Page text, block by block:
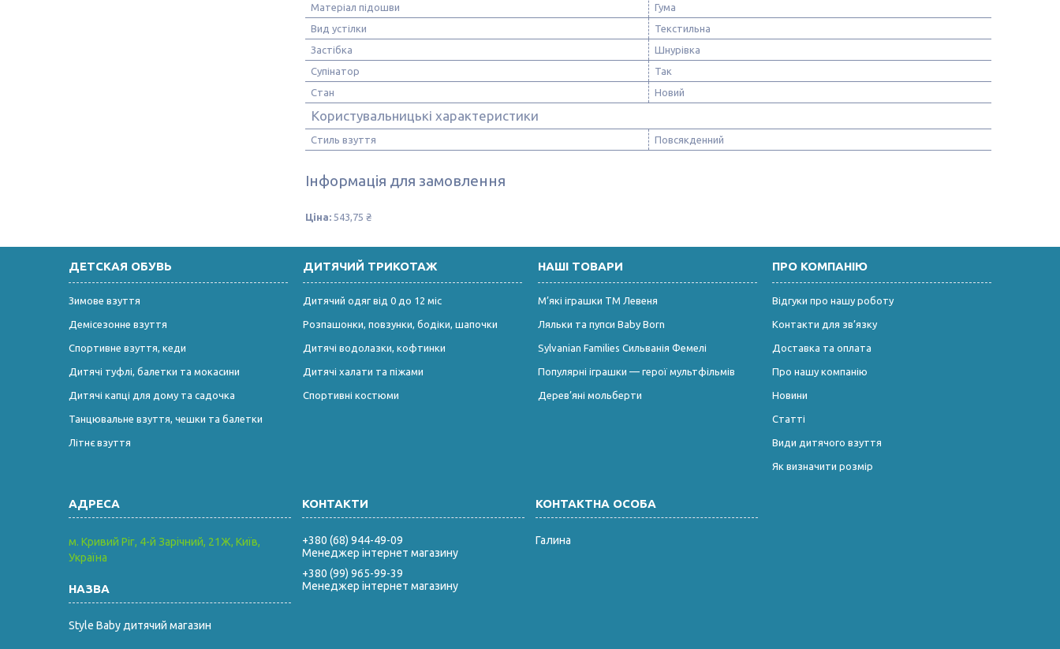
Матеріал підошви
Гума
Вид устілки
Текстильна
Застібка
Шнурівка
Супінатор
Так
Стан
Новий
Користувальницькі характеристики
Стиль взуття Повсякденний
Інформація для замовлення
Ціна: 543,75 ₴
ДЕТСКАЯ ОБУВЬ
Зимове взуття
Демісезонне взуття
Спортивне взуття, кеди
Дитячі туфлі, балетки та мокасини
Дитячі капці для дому та садочка
Танцювальне взуття, чешки та балетки
Літнє взуття
ДИТЯЧИЙ ТРИКОТАЖ
Дитячий одяг від 0 до 12 міс
Розпашонки, повзунки, бодіки, шапочки
Дитячі водолазки, кофтинки
Дитячі халати та піжами
Спортивні костюми
НАШІ ТОВАРИ
М’які іграшки ТМ Левеня
Ляльки та пупси Baby Born
Sylvanian Families Сильванія Фемелі
Популярні іграшки — герої мультфільмів
Дерев’яні мольберти
ПРО КОМПАНІЮ
Відгуки про нашу роботу
Контакти для зв’язку
Доставка та оплата
Про нашу компанію
Новини
Статті
Види дитячого взуття
Як визначити розмір
м. Кривий Ріг, 4-й Зарічний, 21Ж, Київ,
Україна
Style Baby дитячий магазин
+380 (68) 944-49-09
Менеджер інтернет магазину
+380 (99) 965-99-39
Менеджер інтернет магазину
Галина